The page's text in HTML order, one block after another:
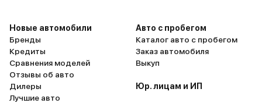
Новые автомобили
Бренды
Кредиты
Сравнения моделей
Отзывы об авто
Дилеры
Лучшие авто
Авто с пробегом
Каталог авто с пробегом
Заказ автомобиля
Выкуп
Юр. лицам и ИП